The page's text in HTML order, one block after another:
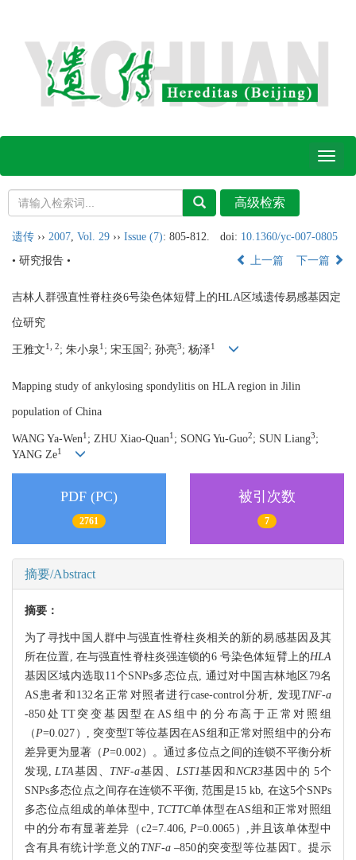
Toggle
遗传 ›› 2007 Vol. 29 ›› Issue (7): 805-812. doi: 10.1360/yc-007-0805
• 研究报告 •
上一篇 下一篇
吉林人群强直性脊柱炎6号染色体短臂上的HLA区域遗传易感基因定
位研究
王雅文1, 2; 朱小泉1 ; 宋玉国 2; 孙亮3; 杨泽1
Mapping study of ankylosing spondylitis on HLA region in Jilin
population of China
WANG Ya-Wen1 ; ZHU Xiao-Quan1 ; SONG Yu-Guo2; SUN Liang3;
YANG Ze1
PDF (PC)
2761
被引次数
7
摘要/Abstract
摘要：
为了寻找中国人群中与强直性脊柱炎相关的新的易感基因及其
所在位置, 在与强直性脊柱炎强连锁的6 号染色体短臂上的HLA
基因区域内选取11个SNPs多态位点, 通过对中国吉林地区79名
AS患者和132名正常对照者进行case-control分析, 发现TNF-a
-850处TT突变基因型在AS组中的分布高于正常对照组
（P=0.027）, 突变型T等位基因在AS组和正常对照组中的分布
差异更为显著（P=0.002）。通过多位点之间的连锁不平衡分析
发现, LTA基因、 TNF-a基因、 LST1基因和 NCR3基因中的 5个
SNPs多态位点之间存在连锁不平衡, 范围是15 kb, 在这5个SNPs
多态位点组成的单体型中, TCTTC单体型在AS组和正常对照组
中的分布有显著差异（c2=7.406,P=0.0065）,并且该单体型中
含有具有统计学意义的 TNF-a–850的突变型等位基因T。提示